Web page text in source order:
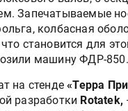
Запечатываемые
колбасная
становится для
машину ФДР-850.
на стенде«Терра
разработки Rotatek,